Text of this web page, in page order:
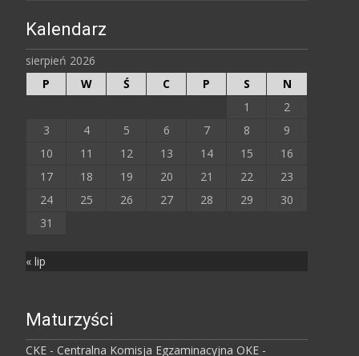
Kalendarz
sierpień 2026
P
W Ś C P S
N
1
2
3
4 5 6 7 8
9
10
11 12 13 14 15
16
17
18 19 20 21 22
23
24
25 26 27 28 29
30
31
« lip
Maturzyści
CKE - Centralna Komisja Egzaminacyjna OKE -